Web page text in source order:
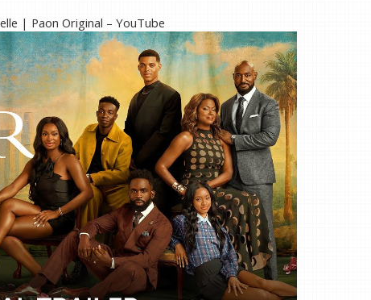
| Paon Original – YouTube